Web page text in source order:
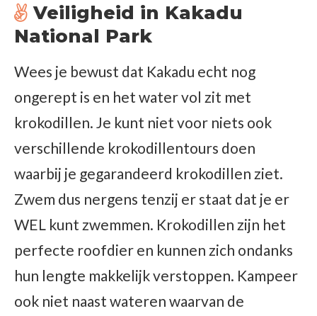
Veiligheid in Kakadu
National Park
Wees je bewust dat Kakadu echt nog
ongerept is en het water vol zit met
krokodillen. Je kunt niet voor niets ook
verschillende krokodillentours doen
waarbij je gegarandeerd krokodillen ziet.
Zwem dus nergens tenzij er staat dat je er
WEL kunt zwemmen. Krokodillen zijn het
perfecte roofdier en kunnen zich ondanks
hun lengte makkelijk verstoppen. Kampeer
ook niet naast wateren waarvan de